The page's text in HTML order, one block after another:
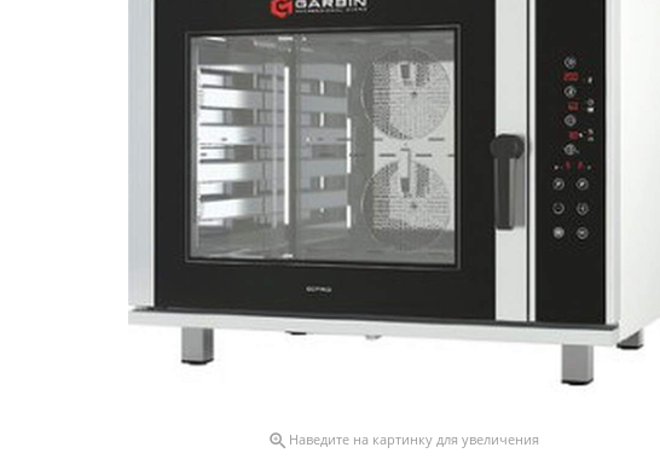
 Наведите на картинку для увеличения